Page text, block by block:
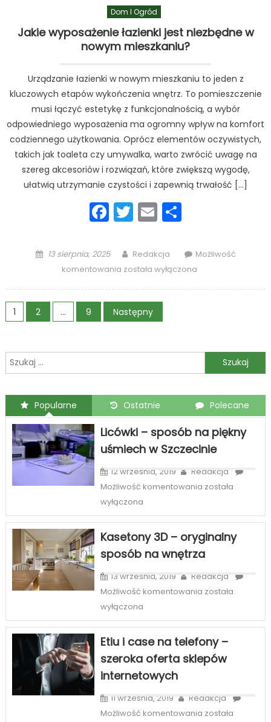
Dom I Ogród
Jakie wyposażenie łazienki jest niezbędne w
nowym mieszkaniu?
Urządzanie łazienki w nowym mieszkaniu to jeden z
kluczowych etapów wykończenia wnętrz. To pomieszczenie
musi łączyć estetykę z funkcjonalnością, a wybór
odpowiedniego wyposażenia ma ogromny wpływ na komfort
codziennego użytkowania. Oprócz elementów oczywistych,
takich jak toaleta czy umywalka, warto zwrócić uwagę na
szereg akcesoriów i rozwiązań, które zwiększą wygodę,
ułatwią utrzymanie czystości i zapewnią trwałość […]
Facebook
Twitter
Email
Posted
13 sierpnia, 2025 Author
Redakcja
Możliwość
komentowania Jakie
jest
niezbędne
nowym
została wyłączona
Stronicowanie
1 2 … 9 Następny
Szukaj:
Popularne Ostatnie Polecane
Licówki – sposób na piękny
uśmiech w Szczecinie
12 września, 2019
Redakcja
Możliwość komentowania Licówki
sposób
piękny
uśmiech
Szczecinie
została
wyłączona
Kasetony 3D – oryginalny
sposób na wnętrza
13 września, 2019
Redakcja
Możliwość komentowania Kasetony
–
sposób
na
została
wyłączona
Etiu i case na telefony –
szeroka oferta sklepów
internetowych
11 września, 2019
Redakcja
Możliwość komentowania Etiu
została